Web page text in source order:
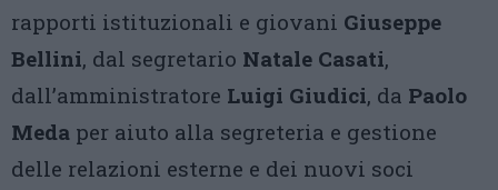
rapporti istituzionali e giovani Giuseppe
Bellini, dal segretario Natale Casati,
dall’amministratore Luigi Giudici, da Paolo
Meda per aiuto alla segreteria e gestione
delle relazioni esterne e dei nuovi soci